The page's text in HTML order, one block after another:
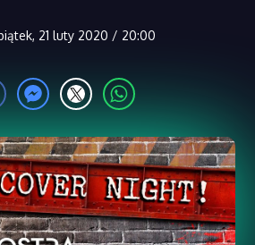
21 luty 2020 / 20:00